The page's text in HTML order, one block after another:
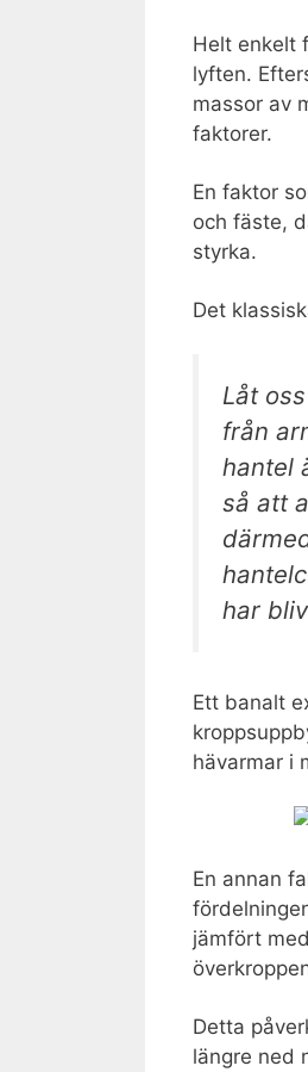
Helt enkelt
lyften.
massor av
faktorer.
En faktor
och fäste,
styrka.
Det
Låt
från
hantel
så att
har
Ett banalt
hävarmar i
En annan
jämfört
Detta
längre ned